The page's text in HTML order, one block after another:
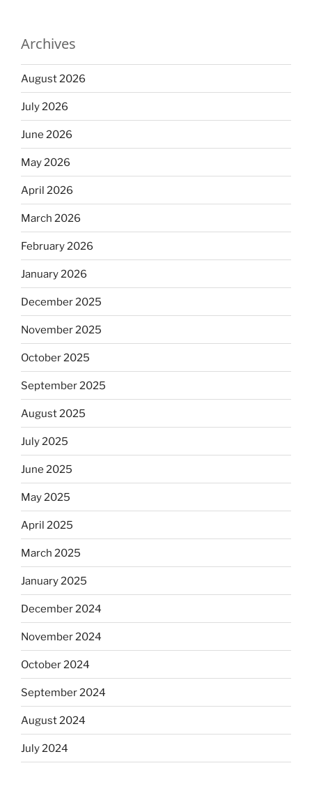
Archives
August 2026
July 2026
June 2026
May 2026
April 2026
March 2026
February 2026
January 2026
December 2025
November 2025
October 2025
September 2025
August 2025
July 2025
June 2025
May 2025
April 2025
March 2025
January 2025
December 2024
November 2024
October 2024
September 2024
August 2024
July 2024